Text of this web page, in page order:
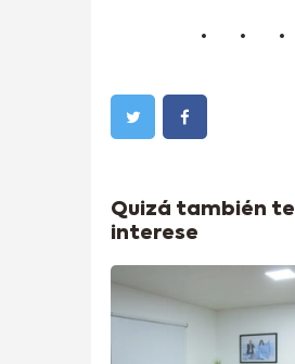
Quizá también te
interese